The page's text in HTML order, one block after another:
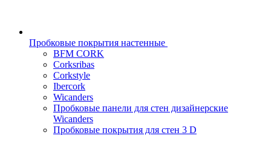
Пробковые покрытия настенные
BFM CORK
Corksribas
Corkstyle
Ibercork
Wicanders
Пробковые панели для стен дизайнерские
Wicanders
Пробковые покрытия для стен 3 D